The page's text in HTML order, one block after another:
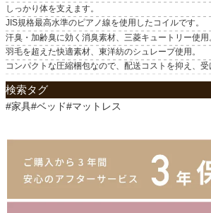
しっかり体を支えます。
JIS規格最高水準のピアノ線を使用したコイルです。
汗臭・加齢臭に効く消臭素材、三菱キュートリー使用
羽毛を超えた快適素材、東洋紡のシュレープ使用。
コンパクトな圧縮梱包なので、配送コストを抑え、受
検索タグ
#家具#ベッド#マットレス